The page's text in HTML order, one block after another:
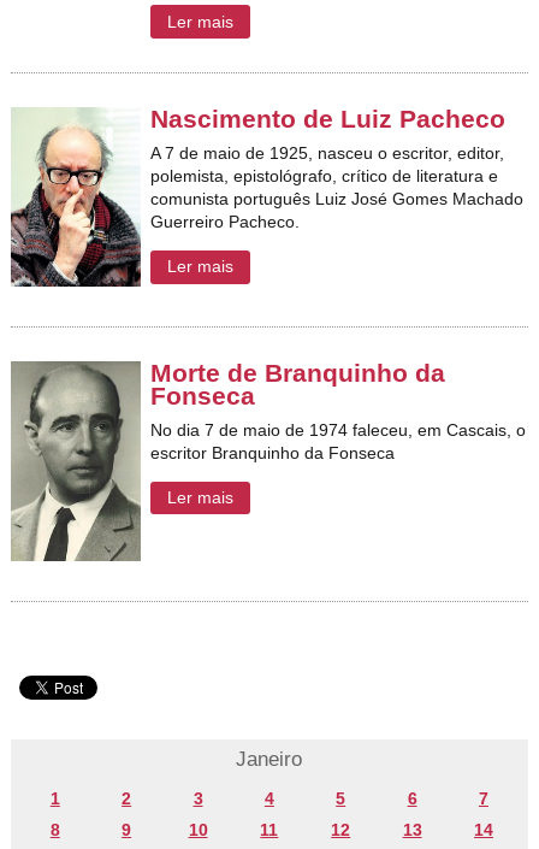
Ler mais
Nascimento de Luiz Pacheco
A 7 de maio de 1925, nasceu o escritor, editor,
polemista, epistológrafo, crítico de literatura e
comunista português Luiz José Gomes Machado
Guerreiro Pacheco.
Ler mais
Morte de Branquinho da
Fonseca
No dia 7 de maio de 1974 faleceu, em Cascais, o
escritor Branquinho da Fonseca
Ler mais
Janeiro
1 2 3 4 5 6
7
8
9 10 11 12 13
14